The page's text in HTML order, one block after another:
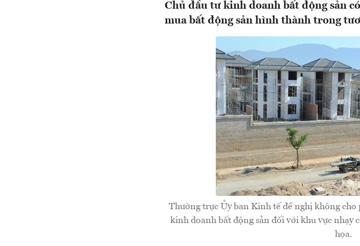
Chủ đầu tư kinh doanh bất động sản
mua bất động sản hình thành trong
Thường trực Ủy ban Kinh tế đề nghị không cho
kinh doanh bất động sản đối với khu vực nhạy
họa.